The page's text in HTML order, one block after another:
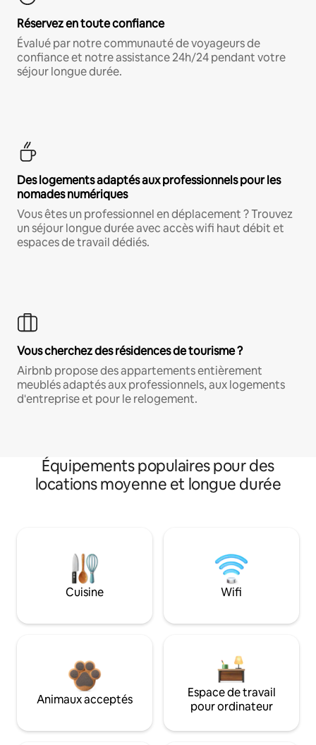
Réservez en toute confiance
Évalué par notre communauté de voyageurs de
confiance et notre assistance 24h/24 pendant votre
séjour longue durée.
Des logements adaptés aux professionnels pour les
nomades numériques
Vous êtes un professionnel en déplacement ? Trouvez
un séjour longue durée avec accès wifi haut débit et
espaces de travail dédiés.
Vous cherchez des résidences de tourisme ?
Airbnb propose des appartements entièrement
meublés adaptés aux professionnels, aux logements
d'entreprise et pour le relogement.
Équipements populaires pour des
locations moyenne et longue durée
Cuisine Wifi
Animaux acceptés
Espace de travail
pour ordinateur